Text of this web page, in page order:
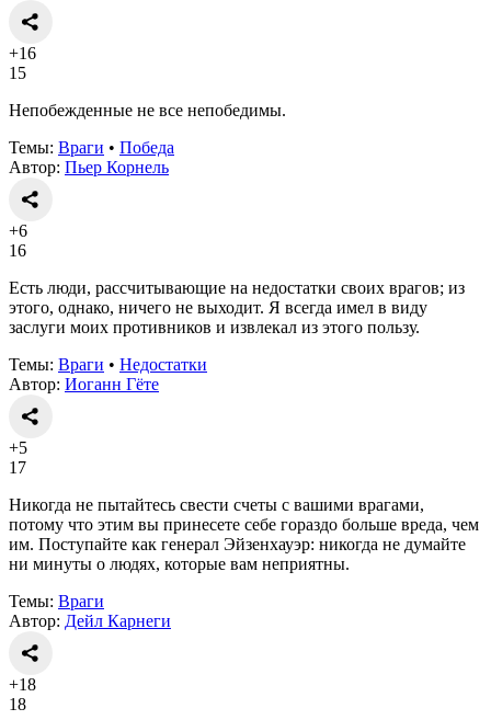
+16
15
Непобежденные не все непобедимы.
Темы: Враги • Победа
Автор: Пьер Корнель
+6
16
Есть люди, рассчитывающие на недостатки своих врагов; из
этого, однако, ничего не выходит. Я всегда имел в виду
заслуги моих противников и извлекал из этого пользу.
Темы: Враги • Недостатки
Автор: Иоганн Гёте
+5
17
Никогда не пытайтесь свести счеты с вашими врагами,
потому что этим вы принесете себе гораздо больше вреда, чем
им. Поступайте как генерал Эйзенхауэр: никогда не думайте
ни минуты о людях, которые вам неприятны.
Темы: Враги
Автор: Дейл Карнеги
+18
18